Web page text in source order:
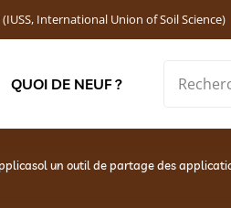
International Union of Soil Science)
QUOI DE NEUF ?
un outil de partage des